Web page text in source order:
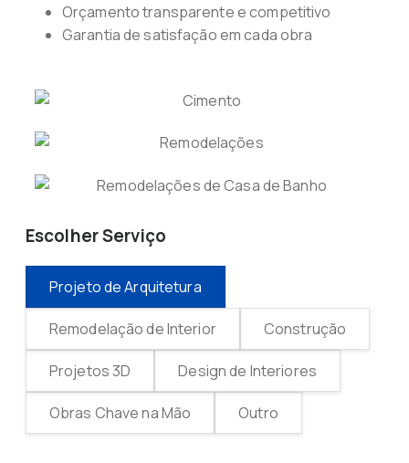
Orçamento transparente e competitivo
Garantia de satisfação em cada obra
Escolher Serviço
Projeto de Arquitetura
Remodelação de Interior Construção
Projetos 3D Design de Interiores
Obras Chave na Mão Outro